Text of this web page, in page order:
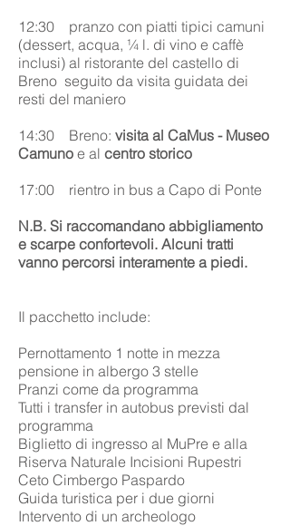
12:30 pranzo con piatti tipici camuni
(dessert, acqua, ¼ l. di vino e caffè
inclusi) al ristorante del castello di
Breno seguito da visita guidata dei
resti del maniero
14:30 Breno: visita al CaMus - Museo
Camuno e al centro storico
17:00 rientro in bus a Capo di Ponte
N.B. Si raccomandano abbigliamento
e scarpe confortevoli. Alcuni tratti
vanno percorsi interamente a piedi.
Il pacchetto include:
Pernottamento 1 notte in mezza
pensione in albergo 3 stelle
Pranzi come da programma
Tutti i transfer in autobus previsti dal
programma
Biglietto di ingresso al MuPre e alla
Riserva Naturale Incisioni Rupestri
Ceto Cimbergo Paspardo
Guida turistica per i due giorni
Intervento di un archeologo